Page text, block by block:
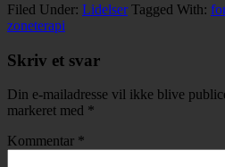
Filed Under: Lidelser Tagged With:
zoneterapi
Skriv et svar
Din e-mailadresse vil ikke blive
markeret med *
Kommentar *